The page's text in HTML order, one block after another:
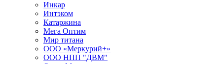
Инкар
Интэком
Катаржина
Мега Оптим
Мир титана
ООО «Меркурий+»
ООО НПП "ДВМ"